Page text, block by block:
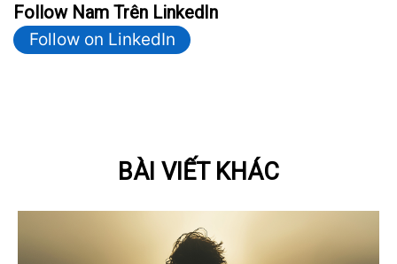
Follow Nam Trên LinkedIn
Follow on LinkedIn
BÀI VIẾT KHÁC